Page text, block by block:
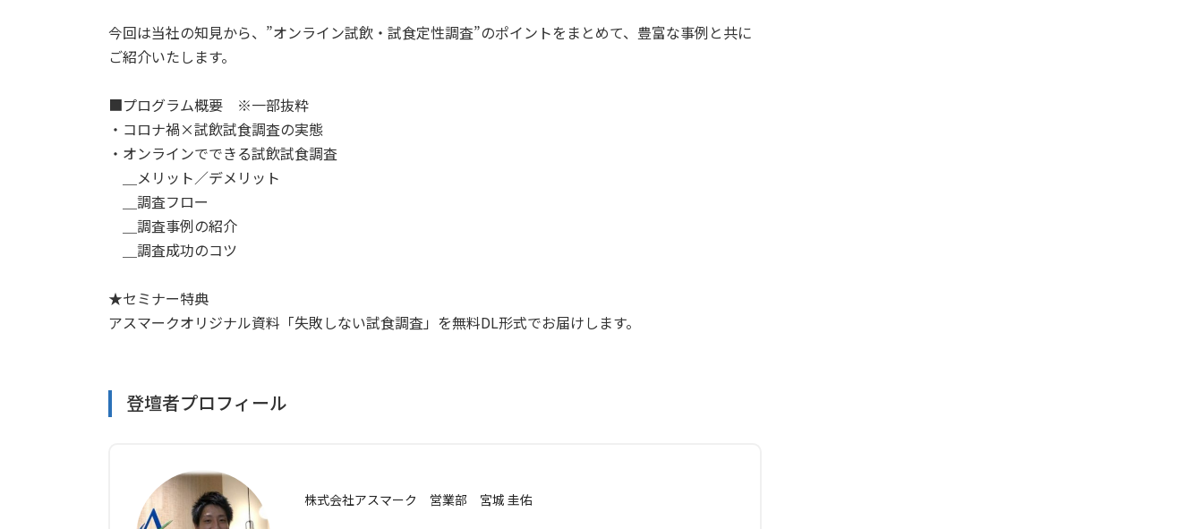
今回は当社の知見から、”オンライン試飲・試食定性調査”のポイントをまとめて、豊富な事例と共に
ご紹介いたします。
■プログラム概要 ※一部抜粋
・コロナ禍×試飲試食調査の実態
・オンラインでできる試飲試食調査
＿メリット／デメリット
＿調査フロー
＿調査事例の紹介
＿調査成功のコツ
★セミナー特典
アスマークオリジナル資料「失敗しない試食調査」を無料DL形式でお届けします。
登壇者プロフィール
株式会社アスマーク 営業部 宮城 圭佑